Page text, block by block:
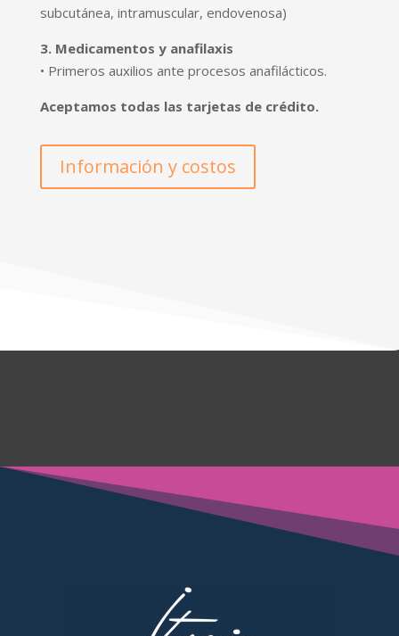
subcutánea, intramuscular, endovenosa)
3. Medicamentos y anafilaxis
• Primeros auxilios ante procesos anafilácticos.
Aceptamos todas las tarjetas de crédito.
Información y costos